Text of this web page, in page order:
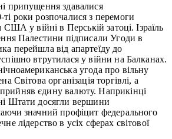
припущення здавалися
роки розпочалися з перемоги
США у війні в Перській затоці. Ізраїль
Палестини підписали Угоди в
перейшла від апартеїду до
втрутилася у війни на Балканах.
угода про вільну
Світова організація торгівлі, а
єдину валюту. Наприкінці
Штати досягли вершини
значний профіцит федерального
лідерство в усіх сферах світової